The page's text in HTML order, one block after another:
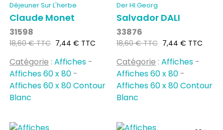
Déjeuner Sur L'herbe
Claude Monet
31598
Prix
18,60 € TTC Prix
7,44 € TTC
Catégorie : Affiches -
Affiches 60 x 80 -
Affiches 60 x 80 Contour
Blanc
Der Hl.Georg
Salvador DALI
33876
Prix
18,60 € TTC Prix
7,44 € TTC
Catégorie : Affiches -
Affiches 60 x 80 -
Affiches 60 x 80 Contour
Blanc